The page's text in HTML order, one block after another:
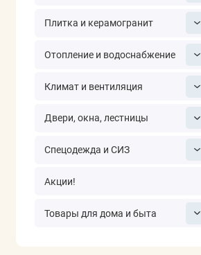
Плитка и керамогранит
Отопление и водоснабжение
Климат и вентиляция
Двери, окна, лестницы
Спецодежда и СИЗ
Акции!
Товары для дома и быта